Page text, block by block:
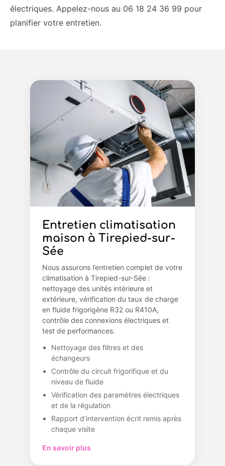
électriques. Appelez-nous au 06 18 24 36 99 pour
planifier votre entretien.
Entretien climatisation
maison à Tirepied-sur-
Sée
Nous assurons l’entretien complet de votre
climatisation à Tirepied-sur-Sée :
nettoyage des unités intérieure et
extérieure, vérification du taux de charge
en fluide frigorigène R32 ou R410A,
contrôle des connexions électriques et
test de performances.
Nettoyage des filtres et des
échangeurs
Contrôle du circuit frigorifique et du
niveau de fluide
Vérification des paramètres électriques
et de la régulation
Rapport d’intervention écrit remis après
chaque visite
En savoir plus